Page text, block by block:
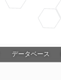
データベース